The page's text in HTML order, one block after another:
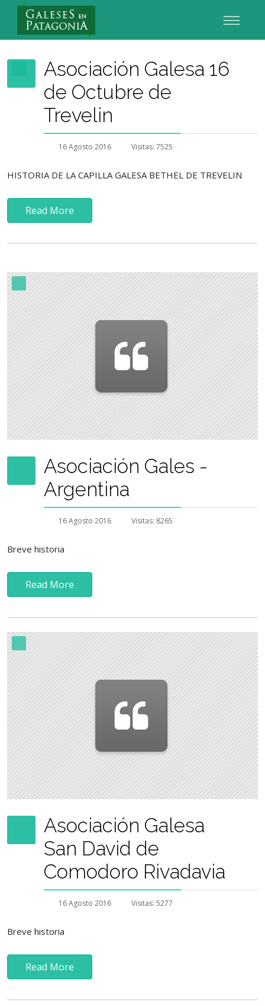
Nuevo Usuario
Asociación Galesa 16
de Octubre de
Trevelin
16 Agosto 2016 Visitas: 7525
HISTORIA DE LA CAPILLA GALESA BETHEL DE TREVELIN
Read More
Asociación Gales -
Argentina
16 Agosto 2016 Visitas: 8265
Breve historia
Read More
Asociación Galesa
San David de
Comodoro Rivadavia
16 Agosto 2016 Visitas: 5277
Breve historia
Read More